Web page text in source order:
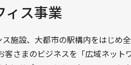
ィス事業
施設、大都市の駅構内をはじめ
客さまのビジネスを「広域ネット